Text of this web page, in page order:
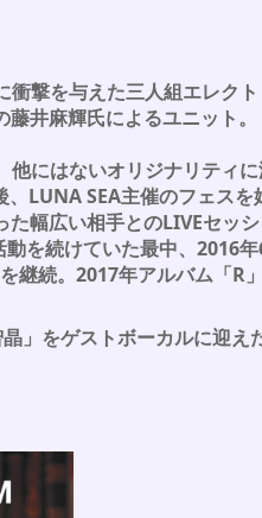
撃を与えた三人組エレク
井麻輝氏によるユニット。
にはないオリジナリティ
LUNA SEA主催のフェス
幅広い相手とのLIVEセッ
を続けていた最中、2016
継続。 2017年アルバム「R
」をゲストボーカルに迎え